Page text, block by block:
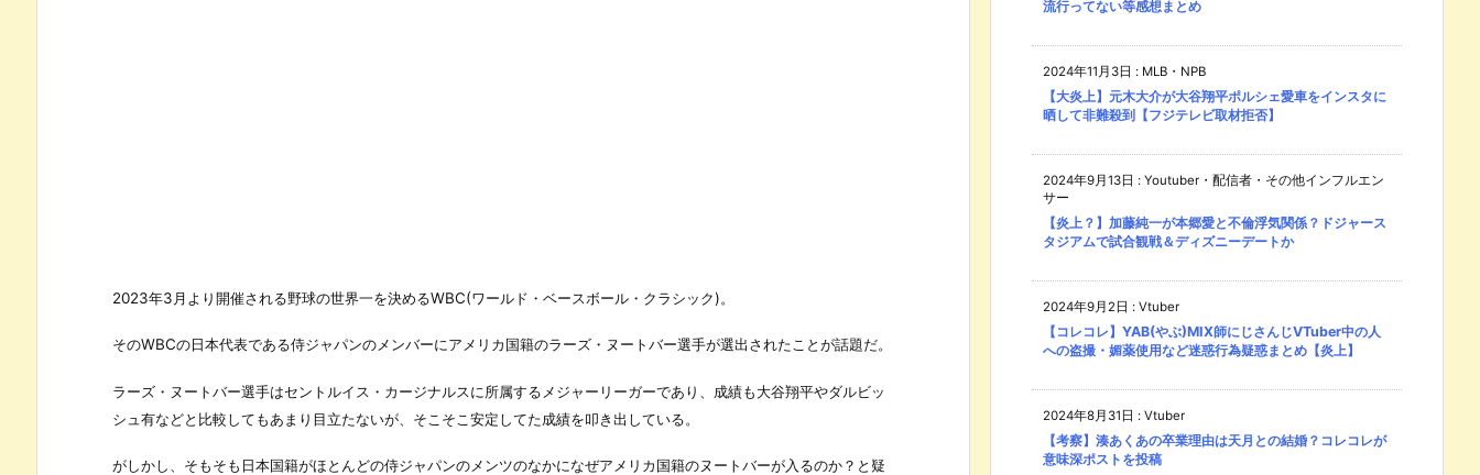
2023年3月より開催される野球の世界一を決めるWBC(ワールド・ベースボール・クラシック)。
そのWBCの日本代表である侍ジャパンのメンバーにアメリカ国籍のラーズ・ヌートバー選手が選出されたことが話題だ。
ラーズ・ヌートバー選手はセントルイス・カージナルスに所属するメジャーリーガーであり、成績も大谷翔平やダルビッ
シュ有などと比較してもあまり目立たないが、そこそこ安定してた成績を叩き出している。
がしかし、そもそも日本国籍がほとんどの侍ジャパンのメンツのなかになぜアメリカ国籍のヌートバーが入るのか？と疑
流行ってない等感想まとめ
2024年11月3日 : MLB・NPB
【大炎上】元木大介が大谷翔平ポルシェ愛車をインスタに
晒して非難殺到【フジテレビ取材拒否】
2024年9月13日 : Youtuber・配信者・その他インフルエン
サー
【炎上？】加藤純一が本郷愛と不倫浮気関係？ドジャース
タジアムで試合観戦＆ディズニーデートか
2024年9月2日 : Vtuber
【コレコレ】YAB(やぶ)MIX師にじさんじVTuber中の人
への盗撮・媚薬使用など迷惑行為疑惑まとめ【炎上】
2024年8月31日 : Vtuber
【考察】湊あくあの卒業理由は天月との結婚？コレコレが
意味深ポストを投稿